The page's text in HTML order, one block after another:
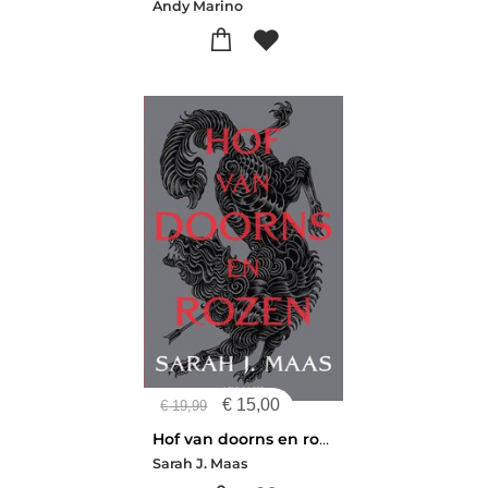
Andy Marino
€19,99 € 15,00
Hof van doorns en rozen
Sarah J. Maas